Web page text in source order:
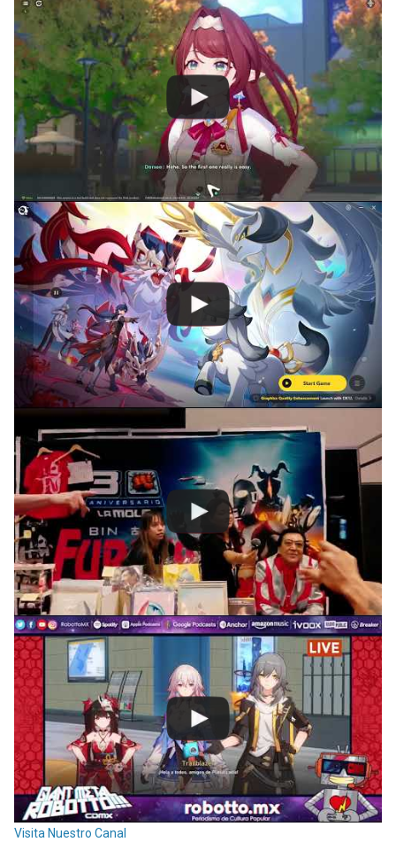
Visita Nuestro Canal